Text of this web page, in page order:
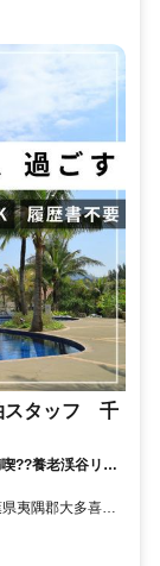
スタッフ 千
??養老渓谷リゾ
⇒養老渓谷駅